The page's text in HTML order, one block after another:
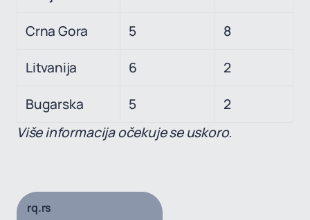
Crna Gora 5 8
Litvanija 6 2
Bugarska 5
2
Više informacija očekuje se uskoro.
rq.rs